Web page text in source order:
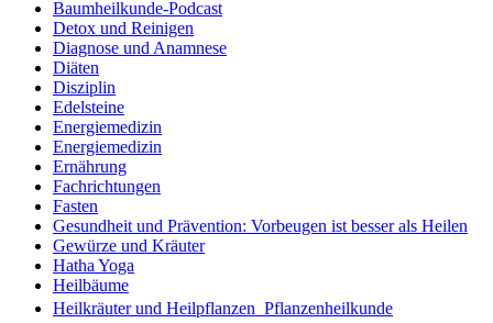
Baumheilkunde-Podcast
Detox und Reinigen
Diagnose und Anamnese
Diäten
Disziplin
Edelsteine
Energiemedizin
Energiemedizin
Ernährung
Fachrichtungen
Fasten
Gesundheit und Prävention: Vorbeugen ist besser als Heilen
Gewürze und Kräuter
Hatha Yoga
Heilbäume
Heilkräuter und Heilpflanzen  Pflanzenheilkunde